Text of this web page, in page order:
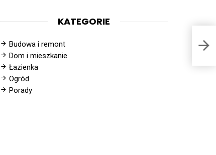
KATEGORIE
Budowa i remont
Dom i mieszkanie
Łazienka
Ogród
Porady